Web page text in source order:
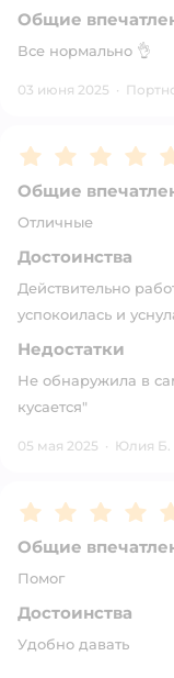
Общие
Все нормально 👌
03 июня 2025 ·
Рейтинг:5
Общие
Отличные
Достоинства
Действительно
успокоилась и
Недостатки
Не обнаружила в
кусается"
05 мая 2025 · Юлия Б.
Рейтинг:5
Общие
Помог
Достоинства
Удобно давать